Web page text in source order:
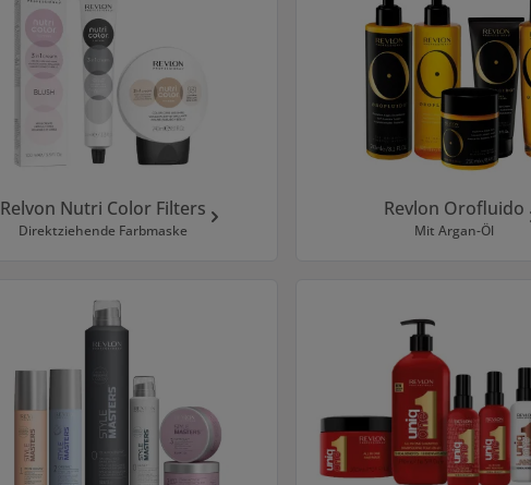
Relvon Nutri Color Filters
Direktziehende Farbmaske
Revlon Orofluido
Mit Argan-Öl